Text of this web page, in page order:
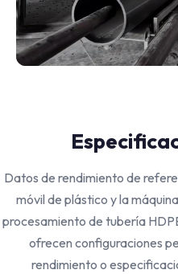
Datos de rendimiento de
móvil de plástico y la
procesamiento de tubería
ofrecen configuraciones
rendimiento o